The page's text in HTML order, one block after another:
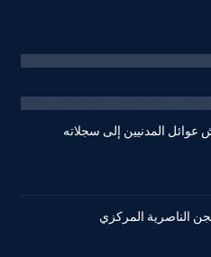
المدنيين إلى سجلاته
الناصرية المركزي